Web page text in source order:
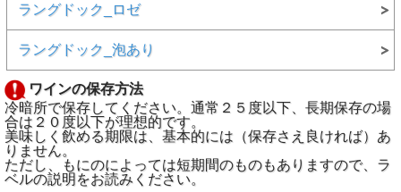
ラングドック_ロゼ
ラングドック_泡あり
ワインの保存方法
冷暗所で保存してください。通常２５度以下、長期保存の場
合は２０度以下が理想的です。
美味しく飲める期限は、基本的には（保存さえ良ければ）あ
りません。
ただし、もにのによっては短期間のものもありますので、ラ
ベルの説明をお読みください。